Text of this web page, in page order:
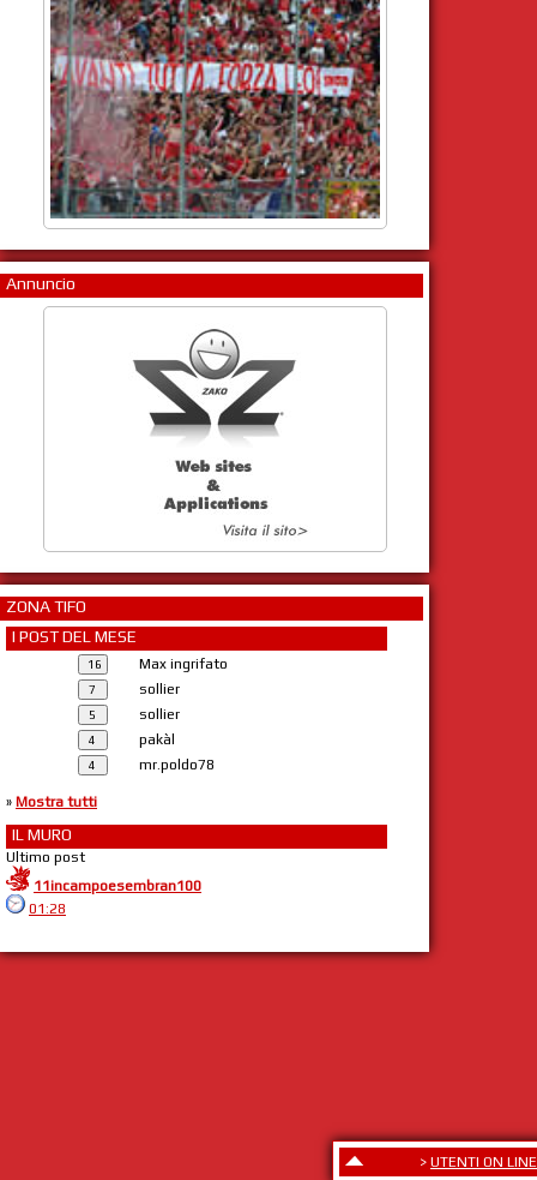
> UTENTI ON LINE
Annuncio
ZONA TIFO
I POST DEL MESE
Max ingrifato
sollier
sollier
pakàl
mr.poldo78
» Mostra tutti
IL MURO
Ultimo post
11incampoesembran100
01:28